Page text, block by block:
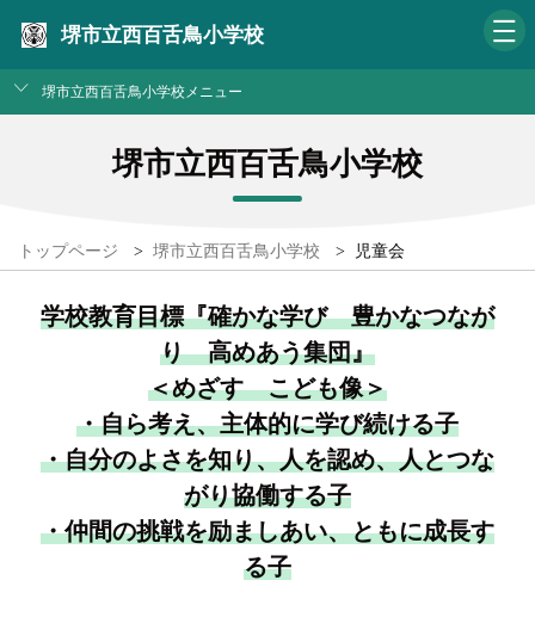
堺市立西百舌鳥小学校
堺市立西百舌鳥小学校メニュー
堺市立西百舌鳥小学校
トップページ > 堺市立西百舌鳥小学校 > 児童会
学校教育目標『確かな学び 豊かなつなが
り 高めあう集団』
＜めざす こども像＞
・自ら考え、主体的に学び続ける子
・自分のよさを知り、人を認め、人とつな
がり協働する子
・仲間の挑戦を励ましあい、ともに成長す
る子